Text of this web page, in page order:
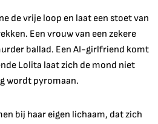
de vrije loop en laat een stoet van
Een vrouw van een zekere
ballad. Een AI-girlfriend komt
Lolita laat zich de mond niet
wordt pyromaan.
bij haar eigen lichaam, dat zich